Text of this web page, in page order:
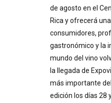
de agosto en el
Rica y ofrecerá
consumidores,
gastronómico y la
mundo del vino
la llegada de
más importante
edición los días 28